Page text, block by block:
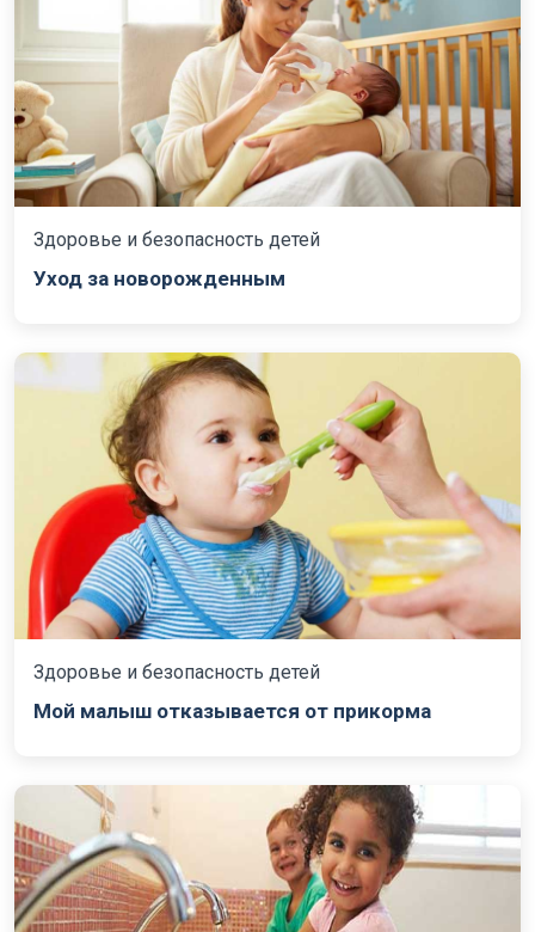
Здоровье и безопасность детей
Уход за новорожденным
Здоровье и безопасность детей
Мой малыш отказывается от прикорма